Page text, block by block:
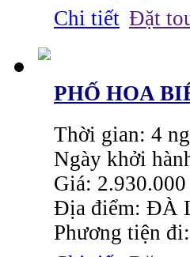
Chi tiết Đặt
PHỐ HOA
Thời gian: 4
Ngày khởi
Giá: 2.930.000
Địa điểm: ĐÀ
Phương tiện